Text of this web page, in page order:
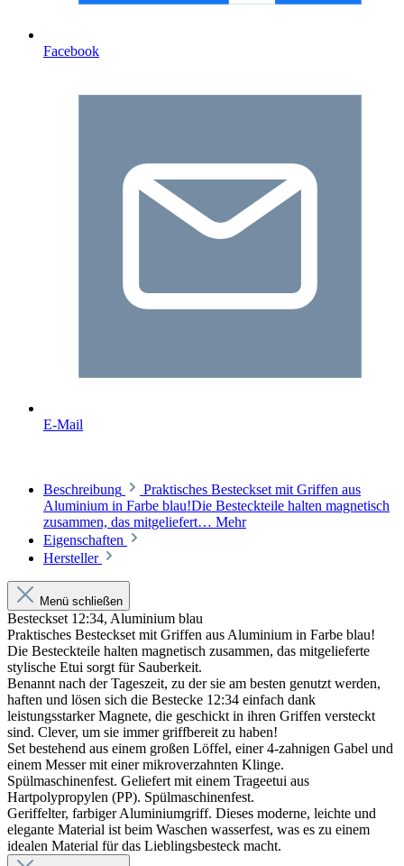
Facebook
E-Mail
Beschreibung
Praktisches Besteckset mit Griffen aus
Aluminium in Farbe blau!Die Besteckteile halten magnetisch
zusammen, das mitgeliefert… Mehr
Eigenschaften
Hersteller
Menü schließen
Besteckset 12:34, Aluminium blau
Praktisches Besteckset mit Griffen aus Aluminium in Farbe blau!
Die Besteckteile halten magnetisch zusammen, das mitgelieferte
stylische Etui sorgt für Sauberkeit.
Benannt nach der Tageszeit, zu der sie am besten genutzt werden,
haften und lösen sich die Bestecke 12:34 einfach dank
leistungsstarker Magnete, die geschickt in ihren Griffen versteckt
sind. Clever, um sie immer griffbereit zu haben!
Set bestehend aus einem großen Löffel, einer 4-zahnigen Gabel und
einem Messer mit einer mikroverzahnten Klinge.
Spülmaschinenfest. Geliefert mit einem Trageetui aus
Hartpolypropylen (PP). Spülmaschinenfest.
Geriffelter, farbiger Aluminiumgriff. Dieses moderne, leichte und
elegante Material ist beim Waschen wasserfest, was es zu einem
idealen Material für das Lieblingsbesteck macht.